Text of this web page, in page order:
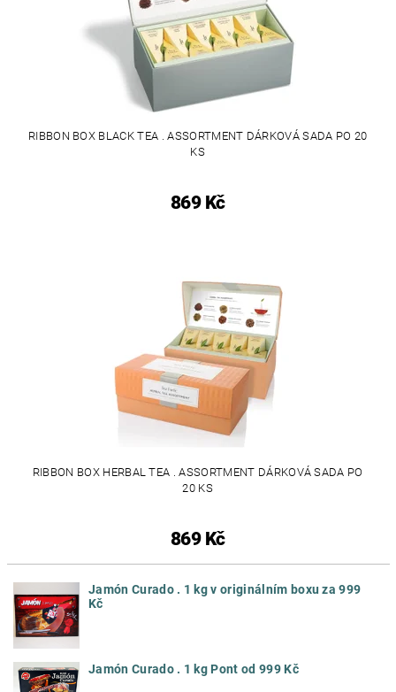
RIBBON BOX BLACK TEA . ASSORTMENT DÁRKOVÁ SADA PO 20
KS
869 Kč
RIBBON BOX HERBAL TEA . ASSORTMENT DÁRKOVÁ SADA PO
20 KS
869 Kč
Jamón Curado . 1 kg v originálním boxu za 999
Kč
Jamón Curado . 1 kg Pont od 999 Kč